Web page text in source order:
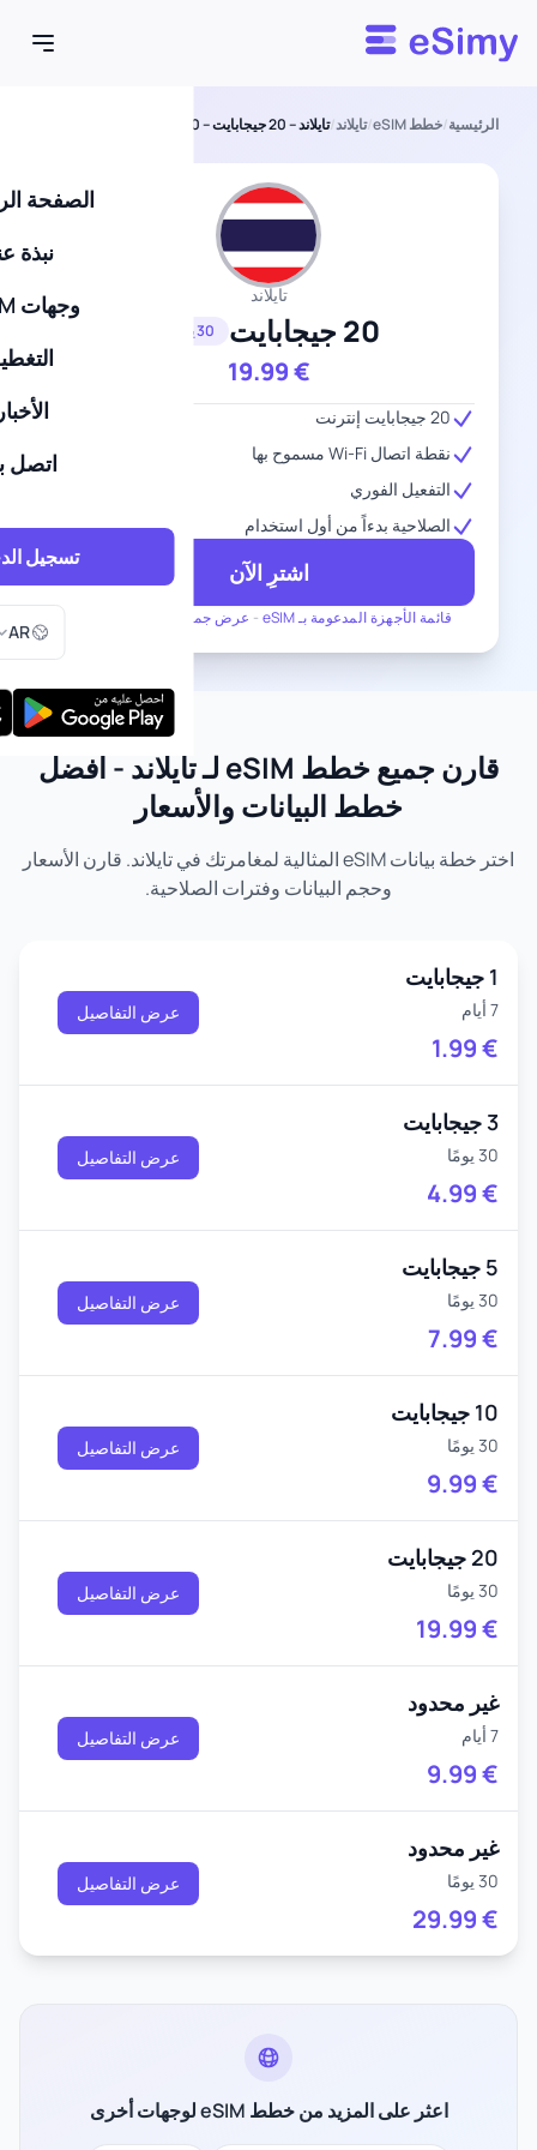
Esimy
الصفحة
نبذة
وجهات eSIM
اتصل
تسجيل
AR
اختر
الرئيسية/خطط eSIM /تايلاند/تايلاند – 20 جيجابايت – 30 يومًا
تايلاند
20 جيجابايت 30 يومًا
19.99€
قائمة الأجهزة المدعومة بـ eSIM - عرض جميع الخطط لـ تايلاند
20 جيجابايت إنترنت
نقطة اتصال Wi-Fi مسموح بها
التفعيل الفوري
الصلاحية بدءاً من أول استخدام
اشترِ الآن
قارن جميع خطط eSIM لـ تايلاند - أفضل
خطط البيانات والأسعار
اختر خطة بيانات eSIM المثالية لمغامرتك في تايلاند. قارن الأسعار
وحجم البيانات وفترات الصلاحية.
1 جيجابايت
7 أيام
1.99€
عرض التفاصيل
3 جيجابايت
30 يومًا
4.99€
عرض التفاصيل
5 جيجابايت
30 يومًا
7.99€
عرض التفاصيل
10 جيجابايت
30 يومًا
9.99€
عرض التفاصيل
20 جيجابايت
30 يومًا
19.99€
عرض التفاصيل
غير محدود
7 أيام
9.99€
عرض التفاصيل
غير محدود
30 يومًا
29.99€
عرض التفاصيل
اعثر على المزيد من خطط eSIM لوجهات أخرى